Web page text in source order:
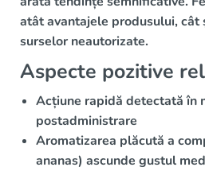
atât avantajele produsului, cât
surselor neautorizate.
Aspecte pozitive
Acțiune rapidă detectată în
postadministrare
Aromatizarea plăcută a
ananas) ascunde gustul